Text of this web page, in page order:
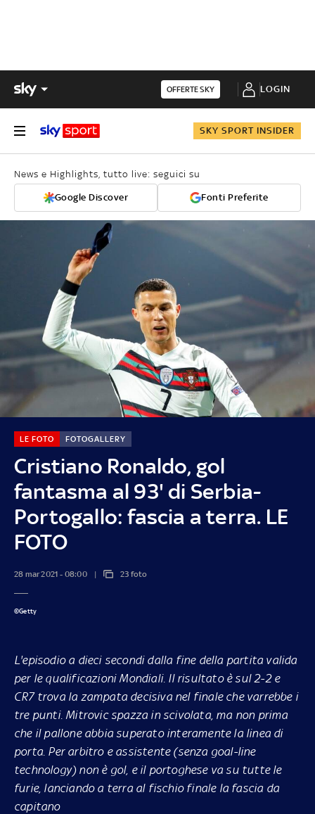
OFFERTE SKY LOGIN
SKY SPORT INSIDER
News e Highlights, tutto live: seguici su
Google Discover Fonti Preferite
Cristiano Ronaldo, gol
fantasma al 93' di Serbia-
Portogallo: fascia a terra. LE
FOTO
LE FOTO FOTOGALLERY
28 mar 2021 - 08:00 23 foto
©Getty
L'episodio a dieci secondi dalla fine della partita valida
per le qualificazioni Mondiali. Il risultato è sul 2-2 e
CR7 trova la zampata decisiva nel finale che varrebbe i
tre punti. Mitrovic spazza in scivolata, ma non prima
che il pallone abbia superato interamente la linea di
porta. Per arbitro e assistente (senza goal-line
technology) non è gol, e il portoghese va su tutte le
furie, lanciando a terra al fischio finale la fascia da
capitano